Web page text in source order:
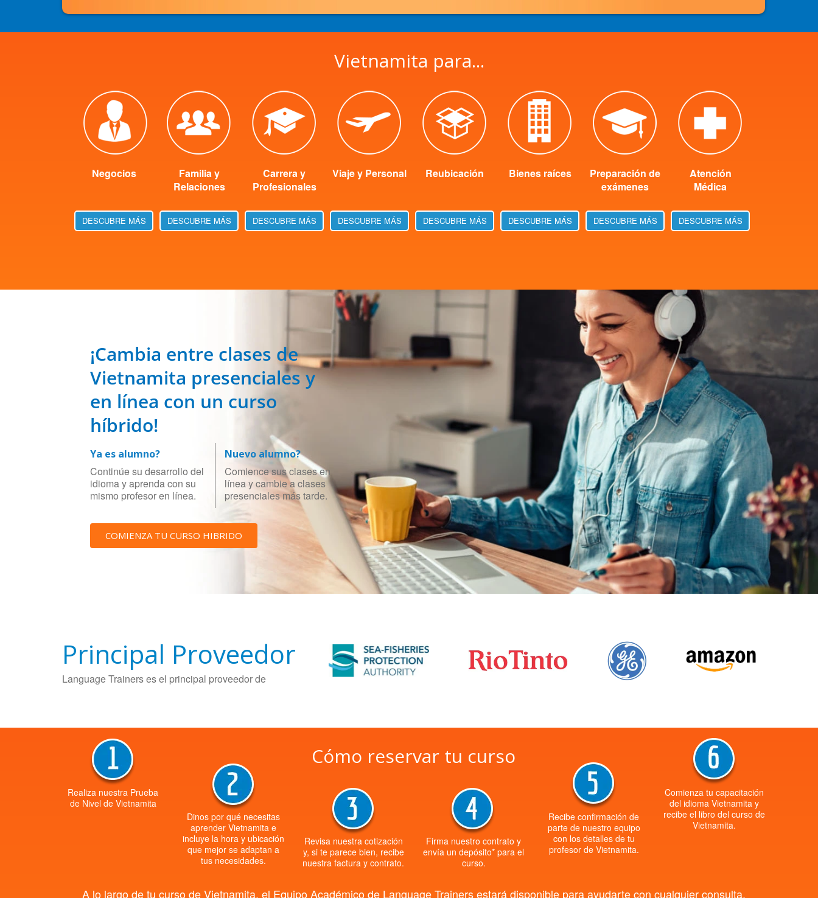
Vietnamita para...
Negocios
DESCUBRE MÁS
Familia y
Relaciones
DESCUBRE MÁS
Carrera y
Profesionales
DESCUBRE MÁS
Viaje y Personal
DESCUBRE MÁS
Reubicación
DESCUBRE MÁS
Bienes raíces
DESCUBRE MÁS
Preparación de
exámenes
DESCUBRE MÁS
Atención
Médica
DESCUBRE MÁS
¡Cambia entre clases de
Vietnamita presenciales y
en línea con un curso
híbrido!
Ya es alumno?
Continúe su desarrollo del
idioma y aprenda con su
mismo profesor en línea.
Nuevo alumno?
Comience sus clases en
línea y cambie a clases
presenciales más tarde.
COMIENZA TU CURSO HIBRIDO
Principal Proveedor
Language Trainers es el principal proveedor de
Cómo reservar tu curso
Realiza nuestra Prueba
de Nivel de Vietnamita
Dinos por qué necesitas
aprender Vietnamita e
incluye la hora y ubicación
que mejor se adaptan a
tus necesidades.
Revisa nuestra cotización
y, si te parece bien, recibe
nuestra factura y contrato.
Firma nuestro contrato y
envía un depósito* para el
curso.
Recibe confirmación de
parte de nuestro equipo
con los detalles de tu
profesor de Vietnamita.
Comienza tu capacitación
del idioma Vietnamita y
recibe el libro del curso de
Vietnamita.
A lo largo de tu curso de Vietnamita, el Equipo Académico de Language Trainers estará disponible para ayudarte con cualquier consulta.